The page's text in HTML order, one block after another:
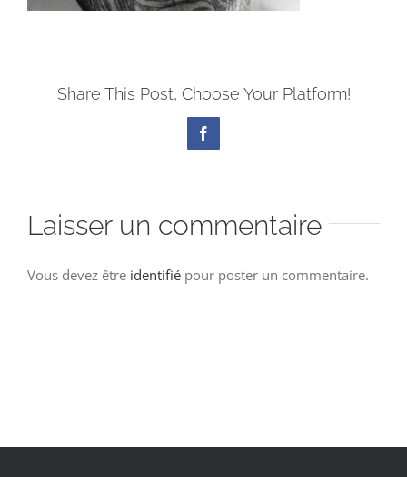
Share This Post, Choose Your Platform!
Facebook
Laisser un commentaire
Vous devez être identifié pour poster un commentaire.